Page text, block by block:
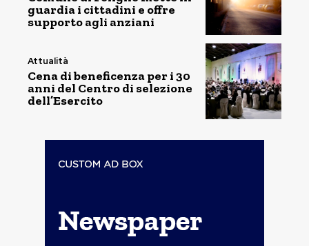
guardia i cittadini e offre
supporto agli anziani
Attualità
Cena di beneficenza per i 30
anni del Centro di selezione
dell’Esercito